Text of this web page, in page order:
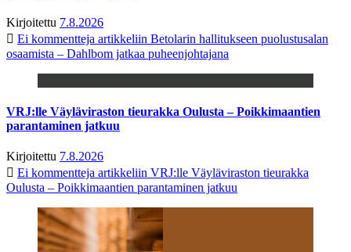
Kirjoitettu 7.8.2026
Ei kommentteja artikkeliin Betolarin hallitukseen puolustusalan
osaamista – Dahlbom jatkaa puheenjohtajana
VRJ:lle Väyläviraston tieurakka Oulusta – Poikkimaantien
parantaminen jatkuu
Kirjoitettu 7.8.2026
Ei kommentteja artikkeliin VRJ:lle Väyläviraston tieurakka
Oulusta – Poikkimaantien parantaminen jatkuu